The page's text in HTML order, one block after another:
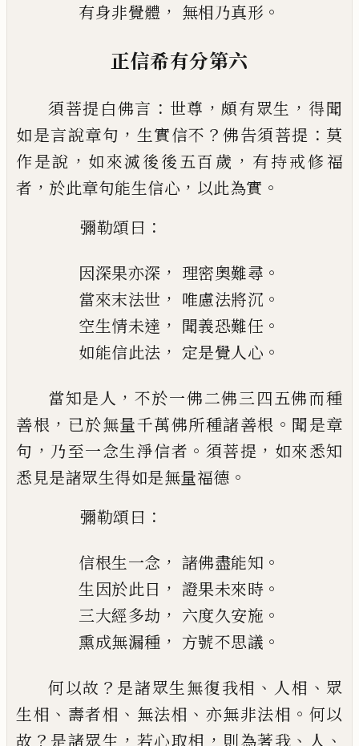
有身非覺體 ， 無相乃真形 。
正信希有分第六
須菩提白佛言 ： 世尊 ， 頗有眾生 ， 得聞
如是言說章句 ， 生實信不 ？ 佛告須菩提 ： 莫
作是說 ， 如來滅後後五百歲 ， 有持戒修福
者 ， 於此章句能生信心 ， 以此為實 。
彌勒頌曰 ：
因深果亦深 ， 理密奧難尋 。
當來末法世 ， 唯慮法將沉 。
空生情未達 ， 聞義恐難任 。
如能信此法 ， 定是覺人心 。
當知是人 ， 不於一佛二佛三四五佛而種
善根 ， 已於無量千萬佛所種諸善根 。 聞是章
句 ， 乃至一念生淨信者 。 須菩提 ， 如來悉知
悉見是諸眾生得如是無量福德 。
彌勒頌曰 ：
信根生一念 ， 諸佛盡能知 。
生因於此日 ， 證果未來時 。
三大經多劫 ， 六度久安施 。
熏成無漏種 ， 方號不思議 。
何以故 ？ 是諸眾生無復我相 、 人相 、 眾
生相 、 壽者相 、 無法相 、 亦無非法相 。 何以
故 ？ 是諸眾生 ， 若心取相 ， 則為著我 、 人 、